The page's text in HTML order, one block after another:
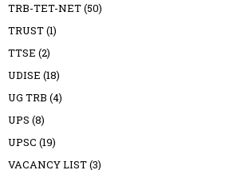
TRB-TET-NET(50)
TRUST(1)
TTSE (2)
UDISE (18)
UG TRB (4)
UPS (8)
UPSC (19)
VACANCY LIST(3)